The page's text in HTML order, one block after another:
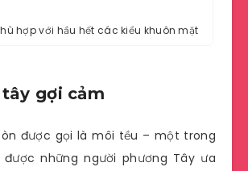
hợp với hầu hết các kiểu khuôn mặt
gợi cảm
được gọi là môi tều – một trong
những người phương Tây ưa